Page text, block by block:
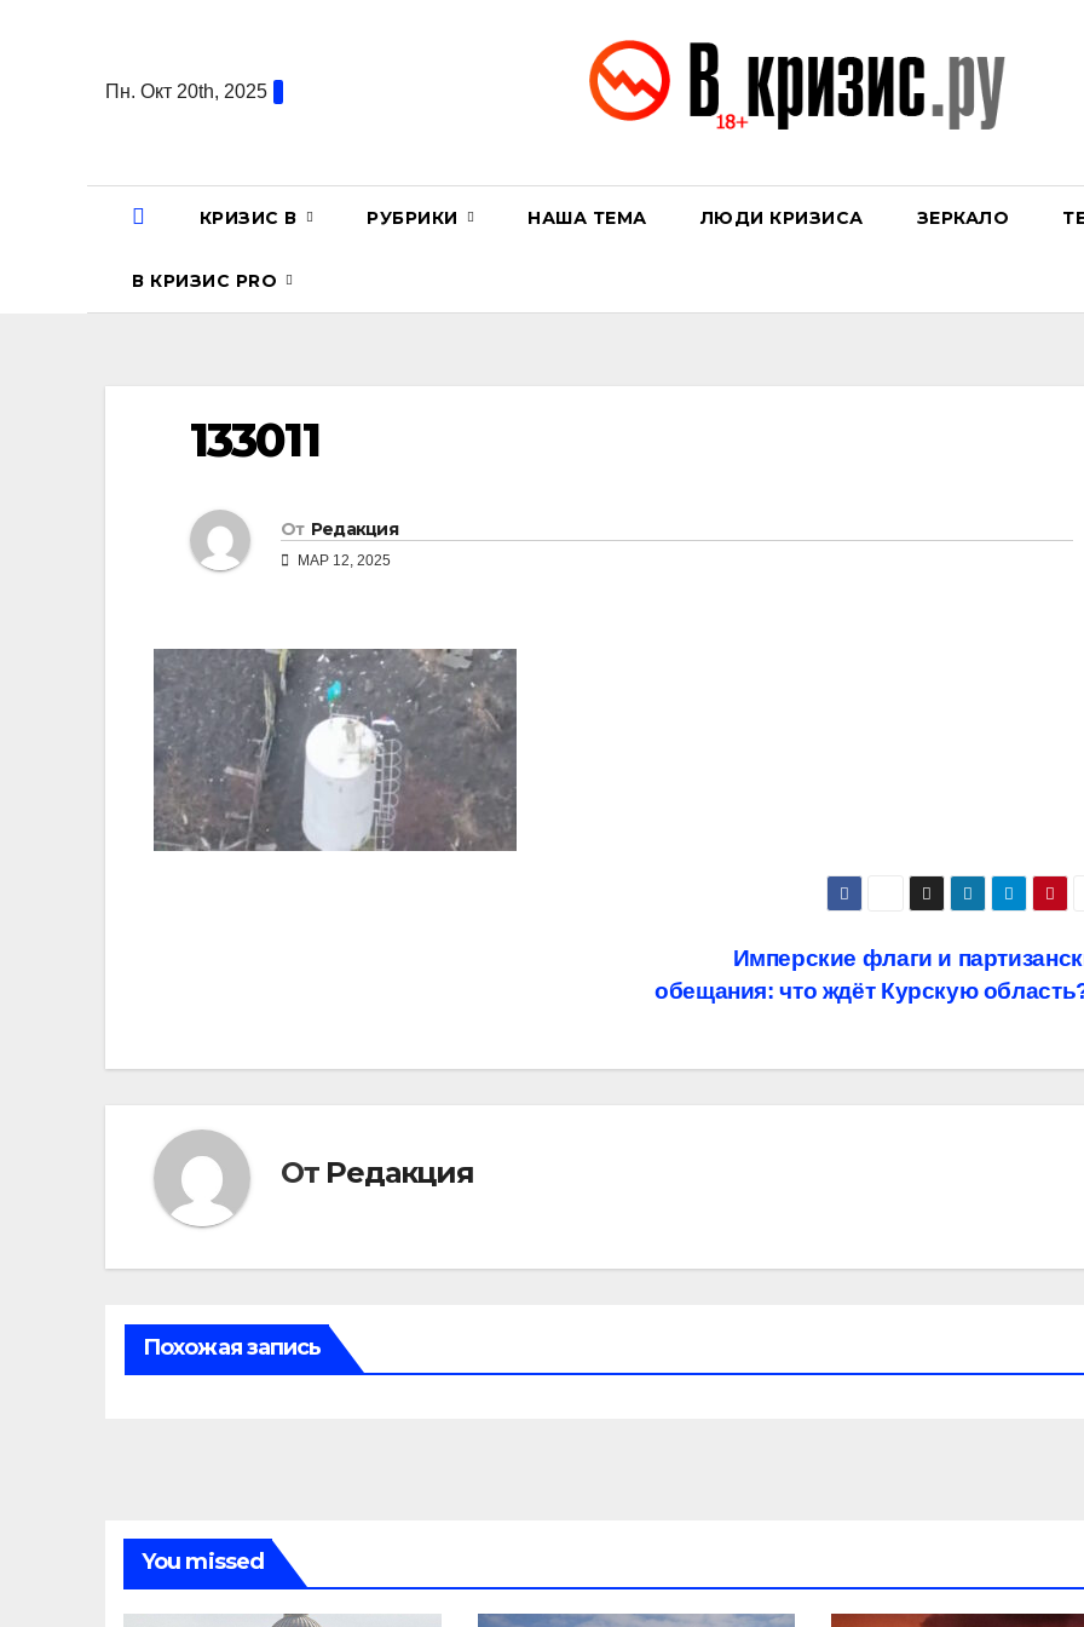
содержаниюПн. Окт 20th, 2025
КРИЗИС В РУБРИКИ НАША ТЕМА ЛЮДИ КРИЗИСА ЗЕРКАЛО
В КРИЗИС PRO
133011
От Редакция
МАР 12, 2025
записям
Имперские флаги и
обещания: что ждёт Курскую
От Редакция
Похожая запись
You missed